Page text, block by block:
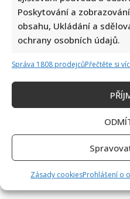
Poskytování a
obsahu, Ukládání a
ochrany osobních údajů.
Správa 1808 prodejcůPřečtěte si
Zásady cookiesProhlášení o
Poslední chvíle Ivety
cítila zlepšení, poté přišla
Petr Kotvald a Stanislav
důchodech: Oba si stále musí